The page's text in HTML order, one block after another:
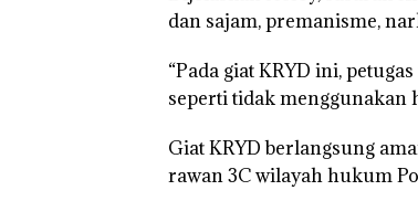
dan sajam, premanisme,
“Pada giat KRYD ini,
seperti tidak menggunakan
Giat KRYD berlangsung
rawan 3C wilayah hukum